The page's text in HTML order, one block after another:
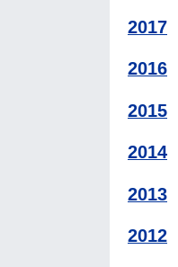
2017
2016
2015
2014
2013
2012